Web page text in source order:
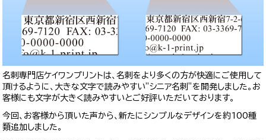
名刺専門店ケイワンプリントは、名刺をより多くの方が快適にご使用して
頂けるように、大きな文字で読みやすい”シニア名刺”を開発しました。お
客様にも文字が大きく読みやすいとご好評いただいております。
今回、お客様から頂いた声から、新たにシンプルなデザインを約100種
類追加しました。